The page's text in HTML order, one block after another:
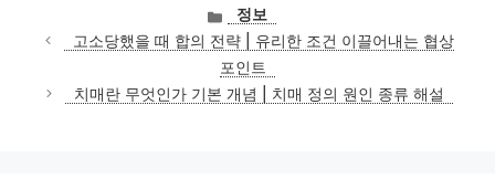
카
테
고
리
정보
고소당했을 때 합의 전략 | 유리한 조건 이끌어내는 협상
포인트
치매란 무엇인가 기본 개념 | 치매 정의 원인 종류 해설